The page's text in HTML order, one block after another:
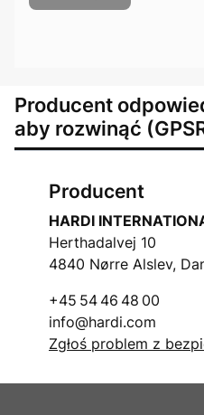
Producent
aby rozwinąć
Producent
HARDI
Herthadalvej 10
4840 Nørre Alslev,
+45 54 46 48 00
info@hardi.com
Zgłoś problem z